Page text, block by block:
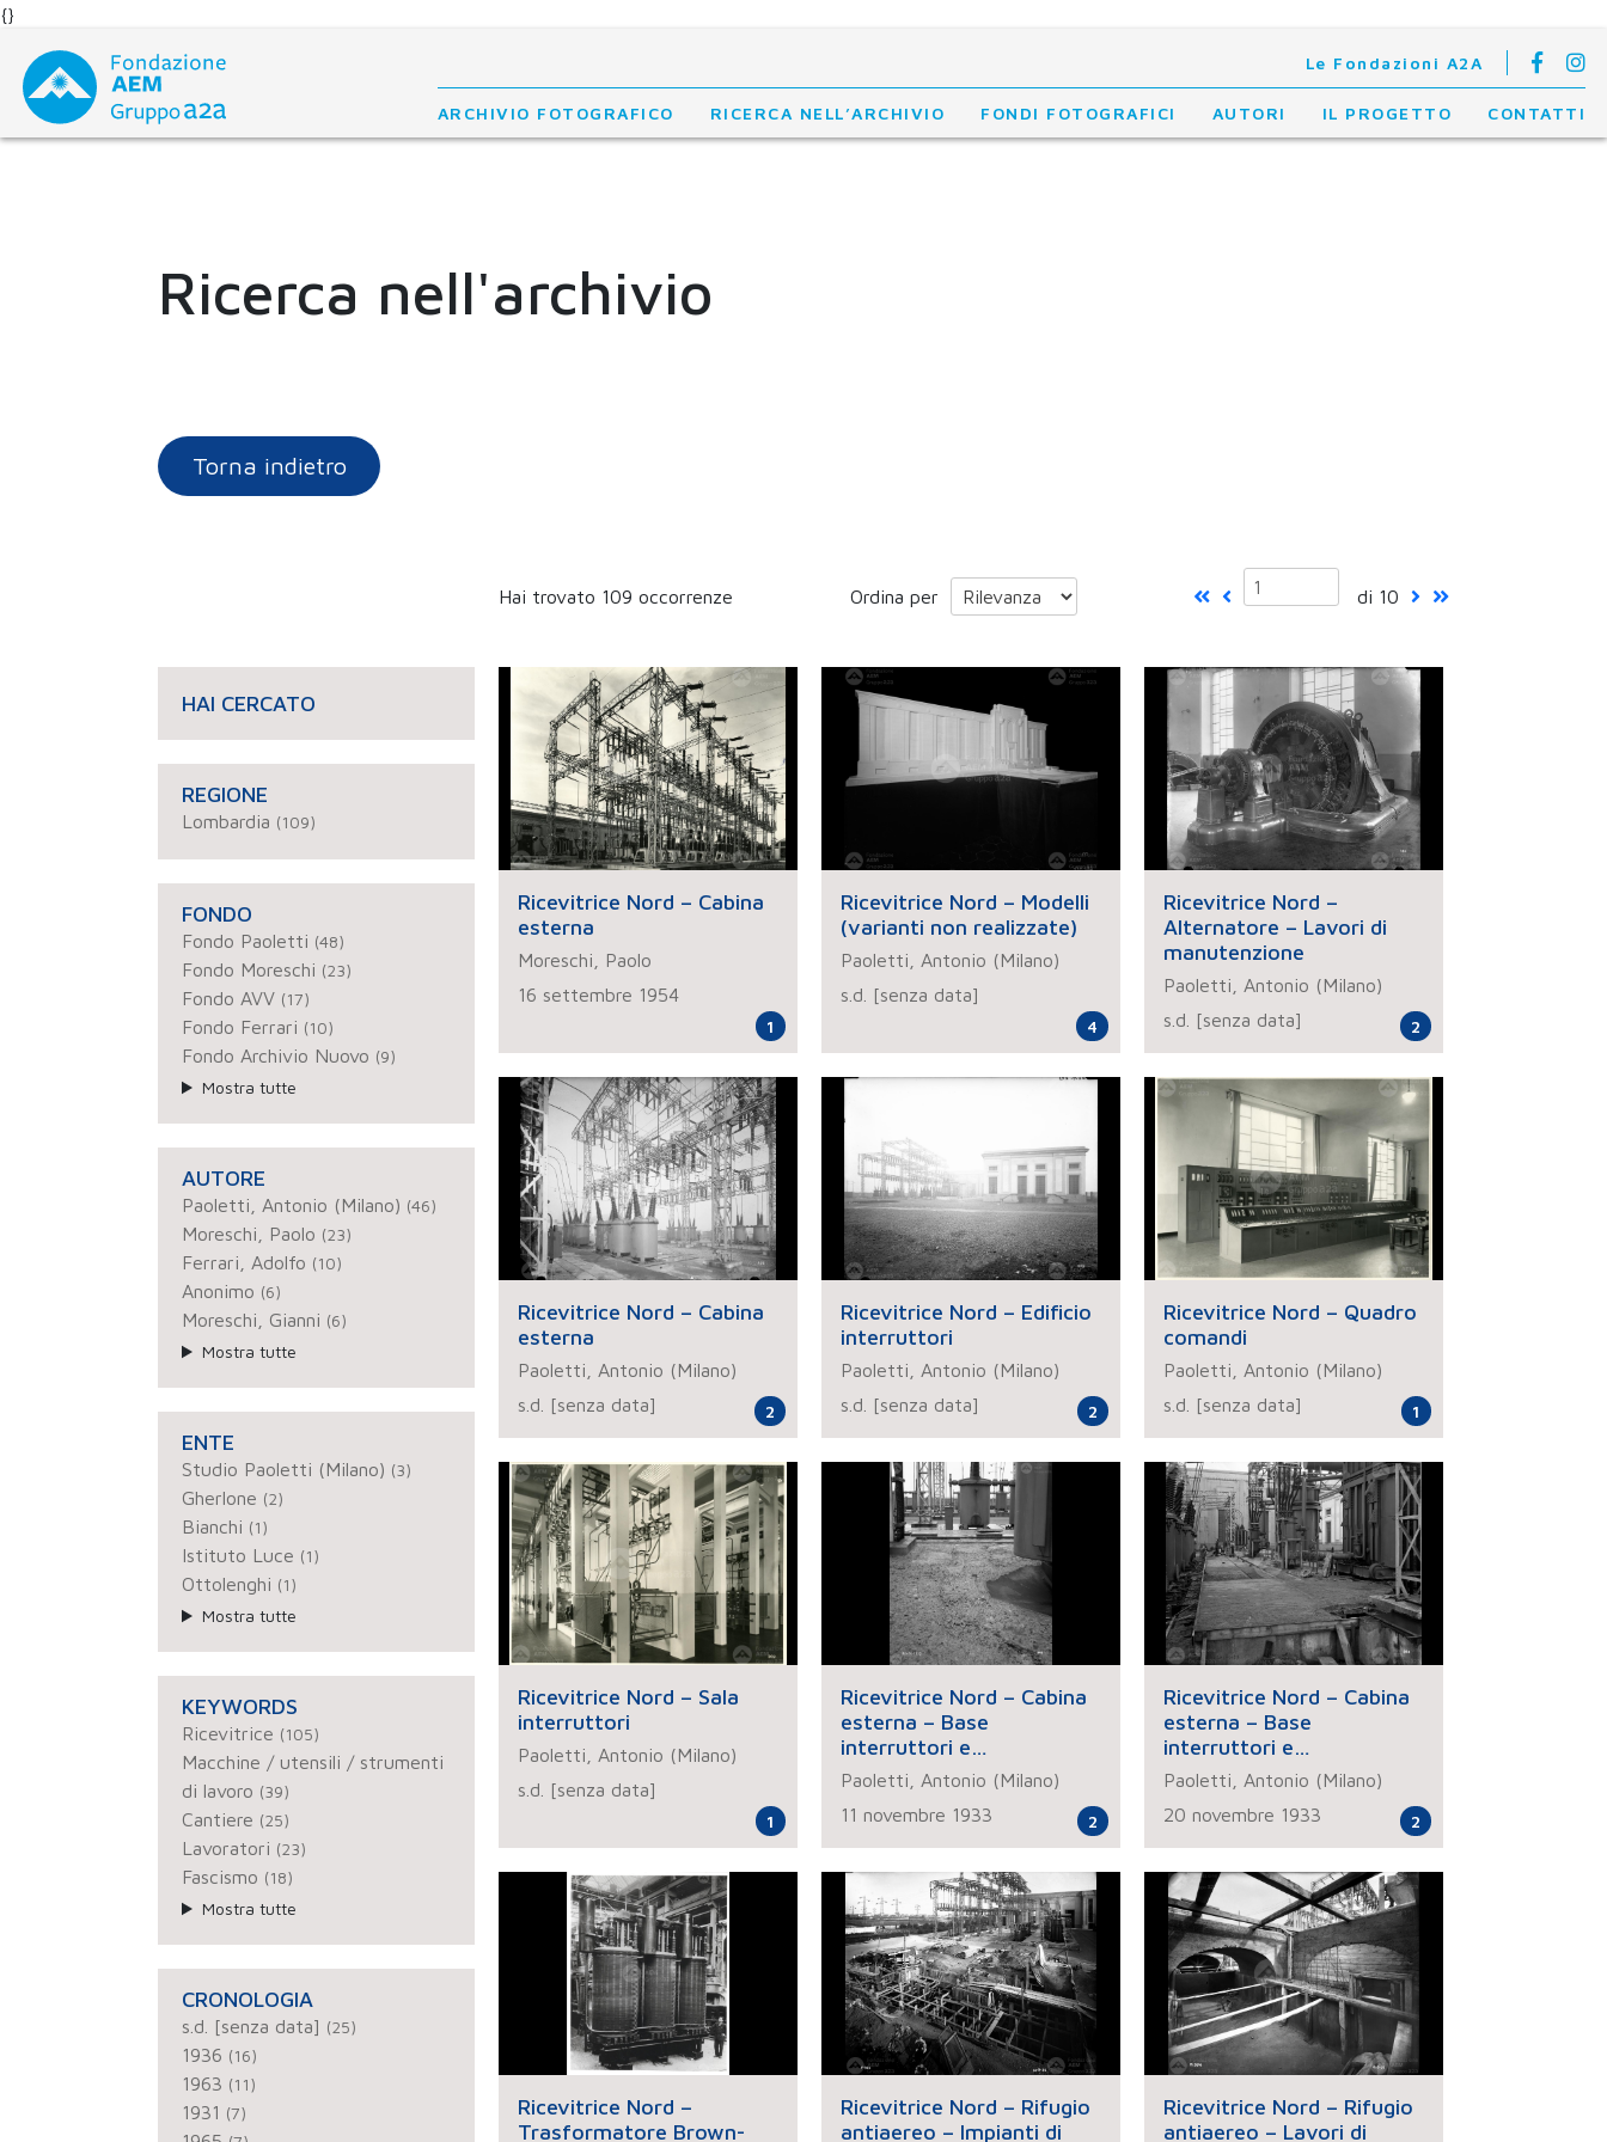
{}
content
Le Fondazioni A2A
ARCHIVIO FOTOGRAFICO RICERCA NELL’ARCHIVIO FONDI FOTOGRAFICI AUTORI IL PROGETTO CONTATTI
Ricerca nell'archivio
Torna indietro
Hai trovato 109 occorrenze Ordina per di 10
HAI CERCATO
REGIONE
Lombardia (109)
FONDO
Fondo Paoletti (48)
Fondo Moreschi (23)
Fondo AVV (17)
Fondo Ferrari (10)
Fondo Archivio Nuovo (9)
Mostra tutte
AUTORE
Paoletti, Antonio (Milano) (46)
Moreschi, Paolo (23)
Ferrari, Adolfo (10)
Anonimo (6)
Moreschi, Gianni (6)
Mostra tutte
ENTE
Studio Paoletti (Milano) (3)
Gherlone (2)
Bianchi (1)
Istituto Luce (1)
Ottolenghi (1)
Mostra tutte
KEYWORDS
Ricevitrice (105)
Macchine / utensili / strumenti
di lavoro (39)
Cantiere (25)
Lavoratori (23)
Fascismo (18)
Mostra tutte
CRONOLOGIA
s.d. [senza data] (25)
1936 (16)
1963 (11)
1931 (7)
Ricevitrice Nord – Cabina
esterna
Moreschi, Paolo
16 settembre 1954
1
Ricevitrice Nord – Modelli
(varianti non realizzate)
Paoletti, Antonio (Milano)
s.d. [senza data]
4
Ricevitrice Nord –
Alternatore – Lavori di
manutenzione
Paoletti, Antonio (Milano)
s.d. [senza data]
2
Ricevitrice Nord – Cabina
esterna
Paoletti, Antonio (Milano)
s.d. [senza data]
2
Ricevitrice Nord – Edificio
interruttori
Paoletti, Antonio (Milano)
s.d. [senza data]
2
Ricevitrice Nord – Quadro
comandi
Paoletti, Antonio (Milano)
s.d. [senza data]
1
Ricevitrice Nord – Sala
interruttori
Paoletti, Antonio (Milano)
s.d. [senza data]
1
Ricevitrice Nord – Cabina
esterna – Base
interruttori e
trasformatori – Lavori di
modifica
Paoletti, Antonio (Milano)
11 novembre 1933
2
Ricevitrice Nord – Cabina
esterna – Base
interruttori e
trasformatori – Lavori di
modifica
Paoletti, Antonio (Milano)
20 novembre 1933
2
Ricevitrice Nord –
Trasformatore Brown-
Ricevitrice Nord – Rifugio
antiaereo – Impianti di
Ricevitrice Nord – Rifugio
antiaereo – Lavori di